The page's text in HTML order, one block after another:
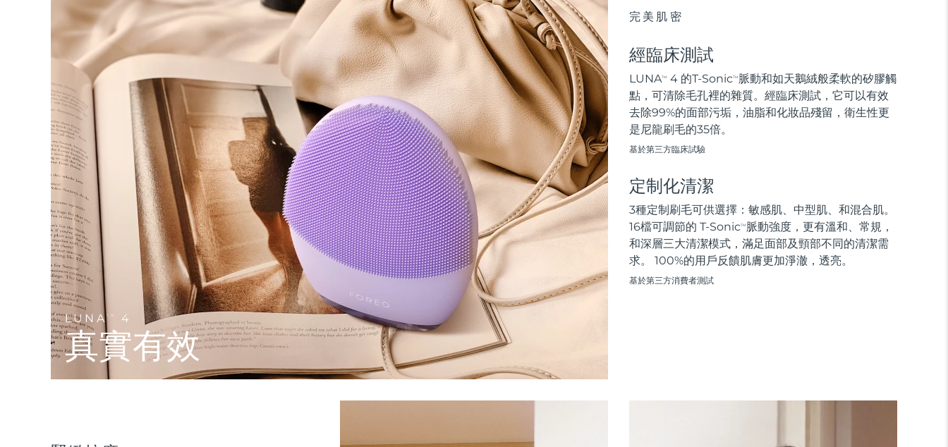
LUNATM 4
真實有效
完美肌密
經臨床測試
LUNATM 4 的T-SonicTM 脈動和如天鵝絨般柔軟的矽膠觸
點，可清除毛孔裡的雜質。經臨床測試，它可以有效
去除99%的面部污垢，油脂和化妝品殘留，衛生性更
是尼龍刷毛的35倍。
基於第三方臨床試驗
定制化清潔
3種定制刷毛可供選擇：敏感肌、中型肌、和混合肌。
16檔可調節的 T-SonicTM 脈動強度，更有溫和、常規，
和深層三大清潔模式，滿足面部及頸部不同的清潔需
求。 100%的用戶反饋肌膚更加淨澈，透亮。
基於第三方消費者測試
LUNA™ 4 Plus
Massage, LED heating
LUNA™ 4 Men
For men, anti-aging massage
LUNA™ 4 mini
For young skin, T-zone
LUNA™ 4 go
For travel or gym bag
LUNA™護膚
Premium cleansers & balm
LUNA™ 設備
BEAR™ 2 go
Microcurrent toning on-the-go
BEAR™ 2 eyes & lips
Microcurrent line smoothing device
面部提拉護理
Premium anti-aging skincare
BEAR™ 設備
All premium facelift devices
補水保濕
UFO™ 3 套裝
Deep facial hydration
UFO™ 3 LED
Near-infrared and red light therapy device
UFO™ 3 mini
Red light therapy device for young skin
UFO™ 3 go
Portable red light therapy
面膜
Rejuvenation & hydration
口腔護理
issa™ 4
Hybrid silicone sonic toothbrush
issa™ 4 plus
Smart hybrid silicone sonic toothbrush
issa™ 4 smile
Hybrid silicone sonic toothbrush
issa™ 4 baby
For ages 0-3
issa™ Teeth Whitening Set
Dual LED + sonic device & 18% PAP gel
FAQ™ 抗老護理
抗老
FAQ™ 101
Clinical anti-aging
FAQ™ 102
Advanced clinical anti-aging
FAQ™ 103
Luxurious clinical anti-aging set
LED 護理
NEW
FAQ™ 201
LED mask
FAQ™ 202
LED mask
FAQ™ 211
Anti-aging neck & décolleté LED mask
生髮
FAQ™ 301
LED hair strengthening scalp massager
FAQ™ Scalp Serum
Scalp recovery probiotic serum
肌膚年輕化
NEW
FAQ™ 501
Full-Spectrum Red Light Therapy
FAQ™ 502
Full-Spectrum Red Light Therapy
保健品
NEW
專業治療